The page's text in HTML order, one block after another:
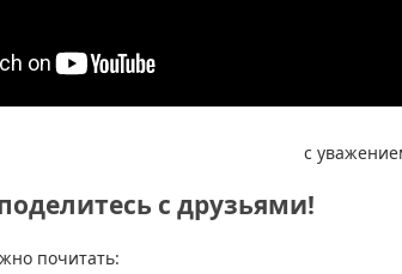
с
с друзьями!
почитать: